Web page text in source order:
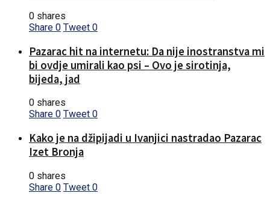
0 shares
Share 0 Tweet 0
Pazarac hit na internetu: Da nije inostranstva mi
bi ovdje umirali kao psi – Ovo je sirotinja,
bijeda, jad
0 shares
Share 0 Tweet 0
Kako je na džipijadi u Ivanjici nastradao Pazarac
Izet Bronja
0 shares
Share 0 Tweet 0